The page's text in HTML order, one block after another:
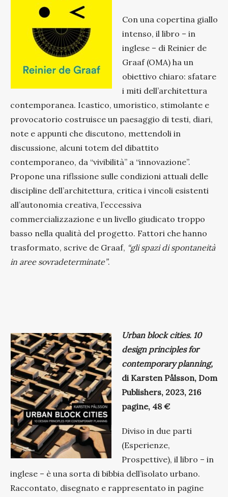
Con una copertina giallo
intenso, il libro – in
inglese – di Reinier de
Graaf (OMA) ha un
obiettivo chiaro: sfatare
i miti dell’architettura
contemporanea. Icastico, umoristico, stimolante e
provocatorio costruisce un paesaggio di testi, diari,
note e appunti che discutono, mettendoli in
discussione, alcuni totem del dibattito
contemporaneo, da “vivibilità” a “innovazione”.
Propone una riflssione sulle condizioni attuali delle
discipline dell’architettura, critica i vincoli esistenti
all’autonomia creativa, l’eccessiva
commercializzazione e un livello giudicato troppo
basso nella qualità del progetto. Fattori che hanno
trasformato, scrive de Graaf, “gli spazi di spontaneità
in aree sovradeterminate”.
Urban block cities. 10
design principles for
contemporary planning,
di Karsten Pålsson, Dom
Publishers, 2023, 216
pagine, 48 €
Diviso in due parti
(Esperienze,
Prospettive), il libro – in
inglese – è una sorta di bibbia dell’isolato urbano.
Raccontato, disegnato e rappresentato in pagine